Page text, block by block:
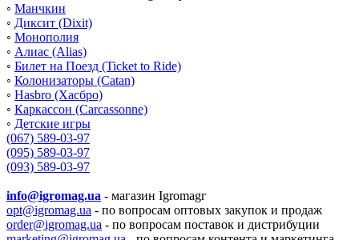
◦ Манчкин
◦ Диксит (Dixit)
◦ Монополия
◦ Алиас (Alias)
◦ Билет на Поезд (Ticket to Ride)
◦ Колонизаторы (Catan)
◦ Hasbro (Хасбро)
◦ Каркассон (Carcassonne)
◦ Детские игры
(067) 589-03-97
(095) 589-03-97
(093) 589-03-97
info@igromag.ua - магазин Igromagг
opt@igromag.ua - по вопросам оптовых закупок и продаж
order@igromag.ua - по вопросам поставок и дистрибуции